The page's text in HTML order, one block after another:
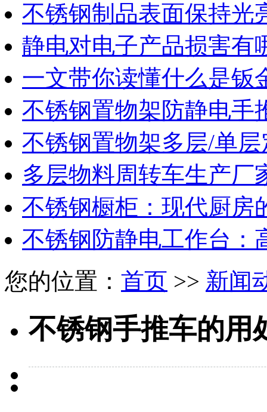
不锈钢制品表面保持光
静电对电子产品损害有
一文带你读懂什么是钣
不锈钢置物架防静电手
不锈钢置物架多层/单
多层物料周转车生产厂
不锈钢橱柜：现代厨房
不锈钢防静电工作台：
您的位置： 首页 >> 新闻
不锈钢手推车的用